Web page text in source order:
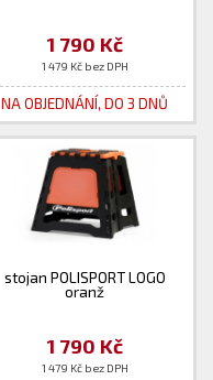
1 790 Kč
1 479 Kč bez DPH
NA OBJEDNÁNÍ, DO 3 DNŮ
stojan POLISPORT LOGO
oranž
1 790 Kč
1 479 Kč bez DPH